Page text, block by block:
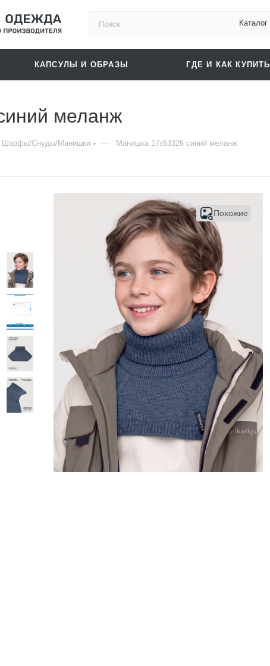
Каталог
КАПСУЛЫ И ОБРАЗЫ ГДЕ И КАК КУПИТЬ
меланж
Шарфы/Снуды/Манишки — Манишка 17з53326 синий меланж
Похожие